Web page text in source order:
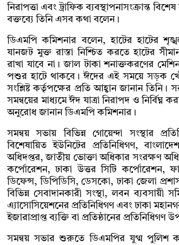
নিরাপত্তা এবং ট্রাফিক ব্যবস্থাপনাসংক্রান্ত
বক্তব্যে তিনি এসব কথা বলেন।
ডিএমপি কমিশনার বলেন, হাটের হাটের
যানজট মুক্ত রাস্তা নিশ্চিত করতে হাটের
রাখা যাবে না। জাল টাকা শনাক্তকরণের
পশুর হাটে থাকবে। ঈদের এই সময়ে সড়ক
সংশ্লিষ্ট কর্তৃপক্ষের প্রতি আহ্বান জানান
সমন্বয়ের মাধ্যমে ঈদ যাত্রা নিরাপদ ও নির্বিঘ্ন
অনুরোধ জানান ডিএমপি কমিশনার।
সমন্বয় সভায় বিভিন্ন গোয়েন্দা সংস্থার
বিশেষায়িত ইউনিটের প্রতিনিধিগণ,
অধিদপ্তর, জাতীয় ভোক্তা অধিকার সংরক্ষণ
কর্পোরেশন, ঢাকা উত্তর সিটি কর্পোরেশন,
ডিফেন্স, ডিপিডিসি, ডেসকো, ঢাকা জেলা
বিভিন্ন সেবাদানকারী সংস্থা, লবন ব্যবসায়ী
এ্যাসোসিয়েশনের প্রতিনিধিগণ এবং ঢাকা
ইজারাপ্রাপ্ত ব্যক্তি বা প্রতিষ্ঠানের প্রতিনিধিগণ
সমন্বয় সভার শুরুতে ডিএমপির যুগ্ম পুলিশ